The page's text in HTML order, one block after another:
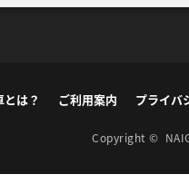
は？ ご利用案内 プライバ
Copyright ©